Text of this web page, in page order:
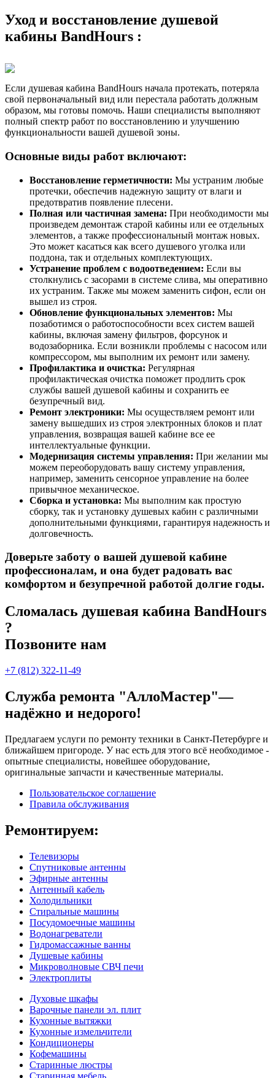
Уход и восстановление душевой
кабины BandHours :
Если душевая кабина BandHours начала протекать, потеряла
свой первоначальный вид или перестала работать должным
образом, мы готовы помочь. Наши специалисты выполняют
полный спектр работ по восстановлению и улучшению
функциональности вашей душевой зоны.
Основные виды работ включают:
Восстановление герметичности: Мы устраним любые
протечки, обеспечив надежную защиту от влаги и
предотвратив появление плесени.
Полная или частичная замена: При необходимости мы
произведем демонтаж старой кабины или ее отдельных
элементов, а также профессиональный монтаж новых.
Это может касаться как всего душевого уголка или
поддона, так и отдельных комплектующих.
Устранение проблем с водоотведением: Если вы
столкнулись с засорами в системе слива, мы оперативно
их устраним. Также мы можем заменить сифон, если он
вышел из строя.
Обновление функциональных элементов: Мы
позаботимся о работоспособности всех систем вашей
кабины, включая замену фильтров, форсунок и
водозаборника. Если возникли проблемы с насосом или
компрессором, мы выполним их ремонт или замену.
Профилактика и очистка: Регулярная
профилактическая очистка поможет продлить срок
службы вашей душевой кабины и сохранить ее
безупречный вид.
Ремонт электроники: Мы осуществляем ремонт или
замену вышедших из строя электронных блоков и плат
управления, возвращая вашей кабине все ее
интеллектуальные функции.
Модернизация системы управления: При желании мы
можем переоборудовать вашу систему управления,
например, заменить сенсорное управление на более
привычное механическое.
Сборка и установка: Мы выполним как простую
сборку, так и установку душевых кабин с различными
дополнительными функциями, гарантируя надежность и
долговечность.
Доверьте заботу о вашей душевой кабине
профессионалам, и она будет радовать вас
комфортом и безупречной работой долгие годы.
Сломалась душевая кабина BandHours
?
Позвоните нам
+7 (812) 322-11-49
Служба ремонта "АллоМастер"—
надёжно и недорого!
Предлагаем услуги по ремонту техники в Санкт-Петербурге и
ближайшем пригороде. У нас есть для этого всё необходимое -
опытные специалисты, новейшее оборудование,
оригинальные запчасти и качественные материалы.
Пользовательское соглашение
Правила обслуживания
Ремонтируем:
Телевизоры
Спутниковые антенны
Эфирные антенны
Антенный кабель
Холодильники
Стиральные машины
Посудомоечные машины
Водонагреватели
Гидромассажные ванны
Душевые кабины
Микроволновые СВЧ печи
Электроплиты
Духовые шкафы
Варочные панели эл. плит
Кухонные вытяжки
Кухонные измельчители
Кондиционеры
Кофемашины
Старинные люстры
Старинная мебель